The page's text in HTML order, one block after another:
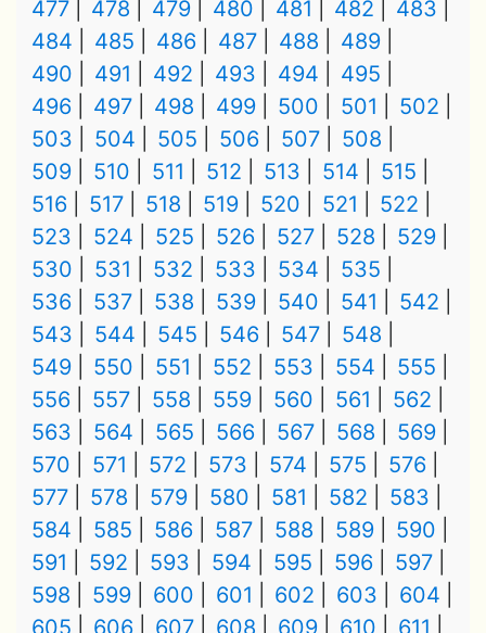
477 478 479 480 481 482
483
484
485 486 487 488
489
490
491 492 493 494
495
496
497 498 499 500 501
502
503
504 505 506 507
508
509
510 511 512 513 514
515
516
517 518 519 520 521
522
523
524 525 526 527 528
529
530
531 532 533 534
535
536
537 538 539 540 541
542
543
544 545 546 547
548
549
550 551 552 553 554
555
556
557 558 559 560 561
562
563
564 565 566 567 568
569
570
571 572 573 574 575
576
577
578 579 580 581 582
583
584
585 586 587 588 589
590
591
592 593 594 595 596
597
598
599 600 601 602 603
604
605
606 607 608 609 610
611